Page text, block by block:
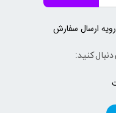
کنید:
رویه ارسال سفارش